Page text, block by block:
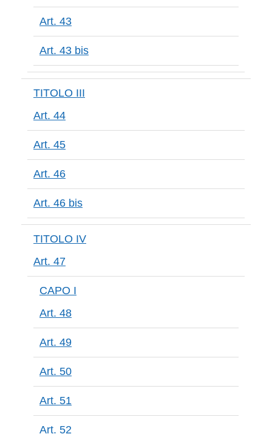
Art. 43
Art. 43 bis
TITOLO III
Art. 44
Art. 45
Art. 46
Art. 46 bis
TITOLO IV
Art. 47
CAPO I
Art. 48
Art. 49
Art. 50
Art. 51
Art. 52